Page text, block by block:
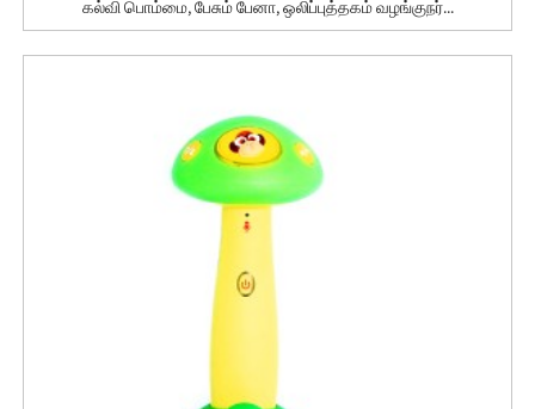
கல்வி பொம்மை, பேசும் பேனா, ஒலிப்புத்தகம் வழங்குநர்...